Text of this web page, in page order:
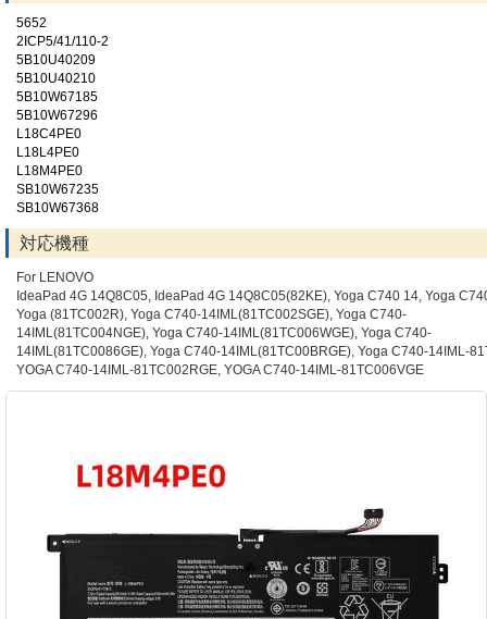
5652
2ICP5/41/110-2
5B10U40209
5B10U40210
5B10W67185
5B10W67296
L18C4PE0
L18L4PE0
L18M4PE0
SB10W67235
SB10W67368
対応機種
For LENOVO
IdeaPad 4G 14Q8C05, IdeaPad 4G 14Q8C05(82KE), Yoga C740 14, Yoga
Yoga (81TC002R), Yoga C740-14IML(81TC002SGE), Yoga C740-
14IML(81TC004NGE), Yoga C740-14IML(81TC006WGE), Yoga C740-
14IML(81TC0086GE), Yoga C740-14IML(81TC00BRGE), Yoga C740-14IML-
YOGA C740-14IML-81TC002RGE, YOGA C740-14IML-81TC006VGE